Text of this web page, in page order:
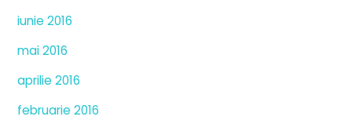
iunie 2016
mai 2016
aprilie 2016
februarie 2016